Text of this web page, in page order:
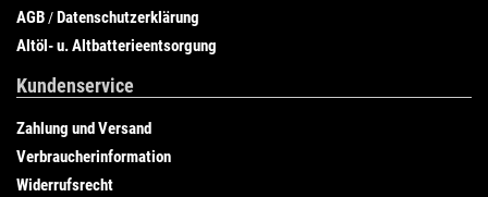
AGB /Datenschutzerklärung
Altöl- u. Altbatterieentsorgung
Kundenservice
Zahlung und Versand
Verbraucherinformation
Widerrufsrecht